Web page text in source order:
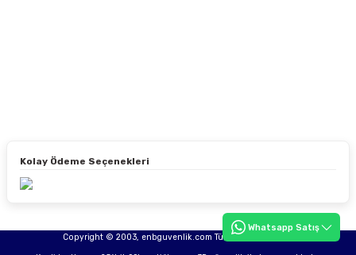
Kolay Ödeme Seçenekleri
Copyright © 2003, enbguvenlik.com Tüm hakları saklıdır.
Whatsapp Satış